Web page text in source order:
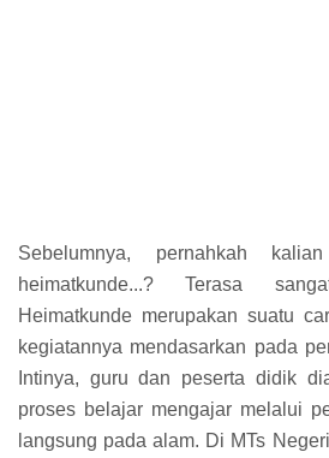
Sebelumnya, pernahkah
heimatkunde...? Terasa
Heimatkunde merupakan suatu
kegiatannya mendasarkan pada
Intinya, guru dan peserta didik
proses belajar mengajar melalui
langsung pada alam. Di MTs